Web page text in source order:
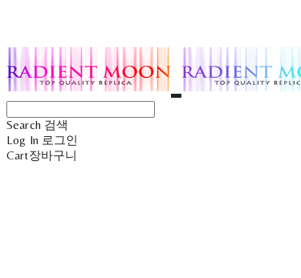
Search 검색
Log In 로그인
Cart장바구니